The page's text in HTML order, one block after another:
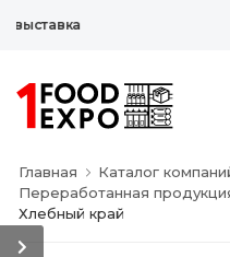
Главная
Каталог
Переработанная
Хлебный край